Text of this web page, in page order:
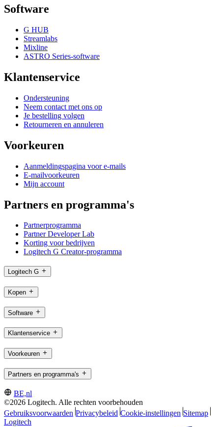
Software
G HUB
Streamlabs
Mixline
ASTRO Series-software
Klantenservice
Ondersteuning
Neem contact met ons op
Je bestelling volgen
Retourneren en annuleren
Voorkeuren
Aanmeldingspagina voor e-mails
E-mailvoorkeuren
Mijn account
Partners en programma's
Partnerprogramma
Partner Developer Lab
Korting voor bedrijven
Logitech G Creator-programma
Logitech G
Kopen
Software
Klantenservice
Voorkeuren
Partners en programma's
BE,nl
©2026 Logitech. Alle rechten voorbehouden
Gebruiksvoorwaarden Privacybeleid Cookie-instellingen Sitemap
Logitech